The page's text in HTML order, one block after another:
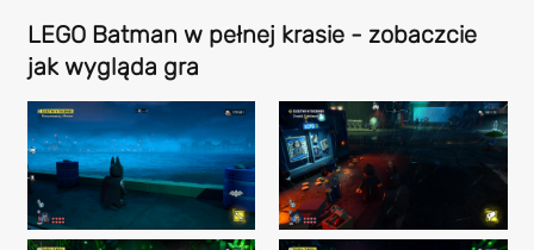
LEGO Batman w pełnej krasie - zobaczcie
jak wygląda gra